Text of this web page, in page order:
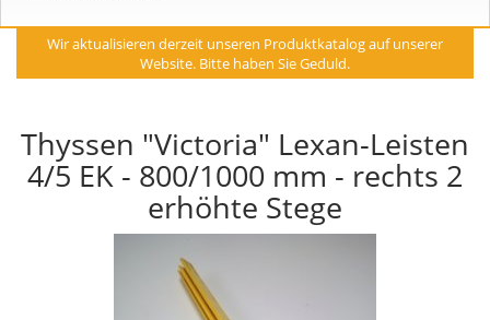
Wir aktualisieren derzeit unseren Produktkatalog auf unserer
Website. Bitte haben Sie Geduld.
Thyssen "Victoria" Lexan-Leisten
4/5 EK - 800/1000 mm - rechts 2
erhöhte Stege